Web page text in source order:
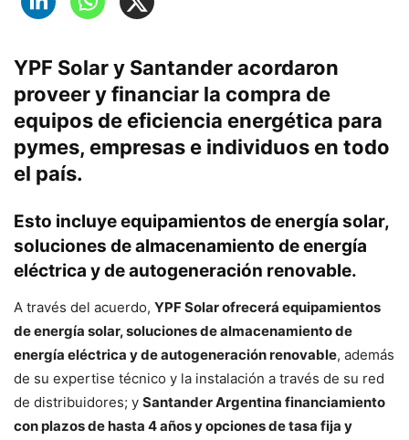
YPF Solar y Santander acordaron
proveer y financiar la compra de
equipos de eficiencia energética para
pymes, empresas e individuos en todo
el país.
Esto incluye equipamientos de energía solar,
soluciones de almacenamiento de energía
eléctrica y de autogeneración renovable.
A través del acuerdo, YPF Solar ofrecerá equipamientos
de energía solar, soluciones de almacenamiento de
energía eléctrica y de autogeneración renovable, además
de su expertise técnico y la instalación a través de su red
de distribuidores; y Santander Argentina financiamiento
con plazos de hasta 4 años y opciones de tasa fija y